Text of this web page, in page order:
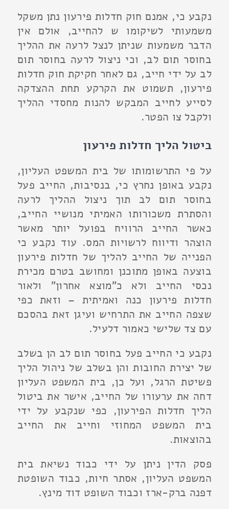
נקבע כי, אמנם חוק חדלות פירעון נתן משקל
משמעותי לשיקומו ש להחייב, אולם אין
הדבר משמעות שניתן לנצל לרעה את ההליך
בחוסר תום לב, וכי ניצול לרעה בחוסר תום
לב על ידי חייב, גם לאחר חקיקת חוק חדלות
פירעון, תשמוט את הקרקע תחת ההצדקה
לסייע לחייב המבקש להנות מחסדי ההליך
ולקבל צו הפטר.
ביטול הליך חדלות פירעון
על פי התרשומותו של בית המשפט העליון,
נקבע באופן נחרץ כי, בנסיבות, החייב פעל
בחוסר תום לב תוך ניצול ההליך לרעה
והסתרת משכורותו האמיתי מנושיי החייב,
כאשר החייב הרוויח בפועל יותר מאשר
הוצהר ודיווח לרשויות המס. עוד נקבע כי
הפנייה של החייב להליך של חדלות פירעון
בוצעה באופן מתוכנן ומחושב בטרם מכירת
נכסי החייב ולא כ"מוצא אחרון" ולאור
חדלות פירעון כנה ואמיתית – וזאת כפי
שצפה החייב את התרחיש ועיגן זאת בהסכם
עם צד שלישי כאמור דלעיל.
נקבע כי החייב פעל בחוסר תום לב הן בשלב
של יצירת החובות והן בשלב של ניהול הליך
פשיטת הרגל, ועל כן, בית המשפט העליון
דחה את ערעורו של החייב, אישר את ביטול
הליך חדלות הפירעון, כפי שנקבע על ידי
בית המשפט המחוזי וחייב את החייב
בהוצאות.
פסק הדין ניתן על ידי כבוד נשיאת בית
המשפט העליון, אסתר חיות, כבוד השופטת
דפנה ברק-ארז וכבוד השופט דוד מינץ.